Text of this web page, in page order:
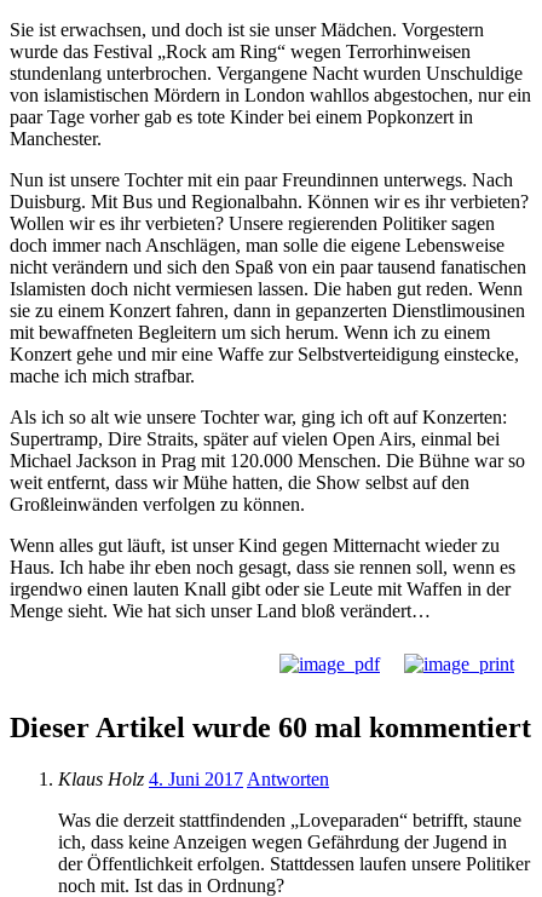
Sie ist erwachsen, und doch ist sie unser Mädchen. Vorgestern
wurde das Festival „Rock am Ring“ wegen Terrorhinweisen
stundenlang unterbrochen. Vergangene Nacht wurden Unschuldige
von islamistischen Mördern in London wahllos abgestochen, nur ein
paar Tage vorher gab es tote Kinder bei einem Popkonzert in
Manchester.
Nun ist unsere Tochter mit ein paar Freundinnen unterwegs. Nach
Duisburg. Mit Bus und Regionalbahn. Können wir es ihr verbieten?
Wollen wir es ihr verbieten? Unsere regierenden Politiker sagen
doch immer nach Anschlägen, man solle die eigene Lebensweise
nicht verändern und sich den Spaß von ein paar tausend fanatischen
Islamisten doch nicht vermiesen lassen. Die haben gut reden. Wenn
sie zu einem Konzert fahren, dann in gepanzerten Dienstlimousinen
mit bewaffneten Begleitern um sich herum. Wenn ich zu einem
Konzert gehe und mir eine Waffe zur Selbstverteidigung einstecke,
mache ich mich strafbar.
Als ich so alt wie unsere Tochter war, ging ich oft auf Konzerten:
Supertramp, Dire Straits, später auf vielen Open Airs, einmal bei
Michael Jackson in Prag mit 120.000 Menschen. Die Bühne war so
weit entfernt, dass wir Mühe hatten, die Show selbst auf den
Großleinwänden verfolgen zu können.
Wenn alles gut läuft, ist unser Kind gegen Mitternacht wieder zu
Haus. Ich habe ihr eben noch gesagt, dass sie rennen soll, wenn es
irgendwo einen lauten Knall gibt oder sie Leute mit Waffen in der
Menge sieht. Wie hat sich unser Land bloß verändert…
Dieser Artikel wurde 60 mal kommentiert
Klaus Holz 4. Juni 2017 Antworten
Was die derzeit stattfindenden „Loveparaden“ betrifft, staune
ich, dass keine Anzeigen wegen Gefährdung der Jugend in
der Öffentlichkeit erfolgen. Stattdessen laufen unsere Politiker
noch mit. Ist das in Ordnung?